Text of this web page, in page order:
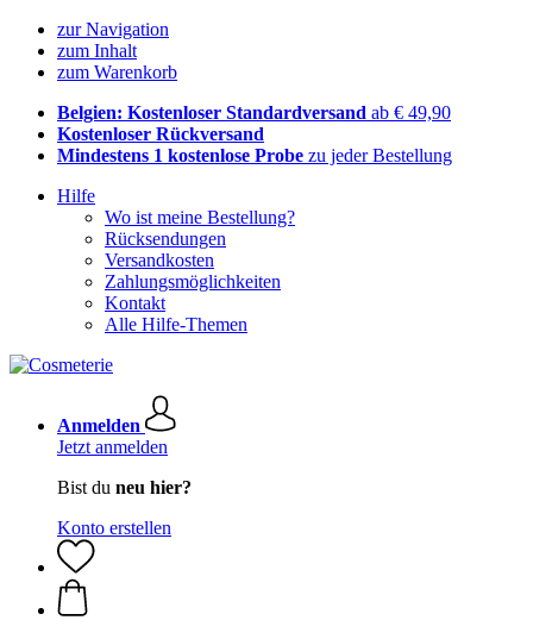
zur Navigation
zum Inhalt
zum Warenkorb
Belgien: Kostenloser Standardversand ab € 49,90
Kostenloser Rückversand
Mindestens 1 kostenlose Probe zu jeder Bestellung
Hilfe
Wo ist meine Bestellung?
Rücksendungen
Versandkosten
Zahlungsmöglichkeiten
Kontakt
Alle Hilfe-Themen
Anmelden
Jetzt anmelden
Bist du neu hier?
Konto erstellen